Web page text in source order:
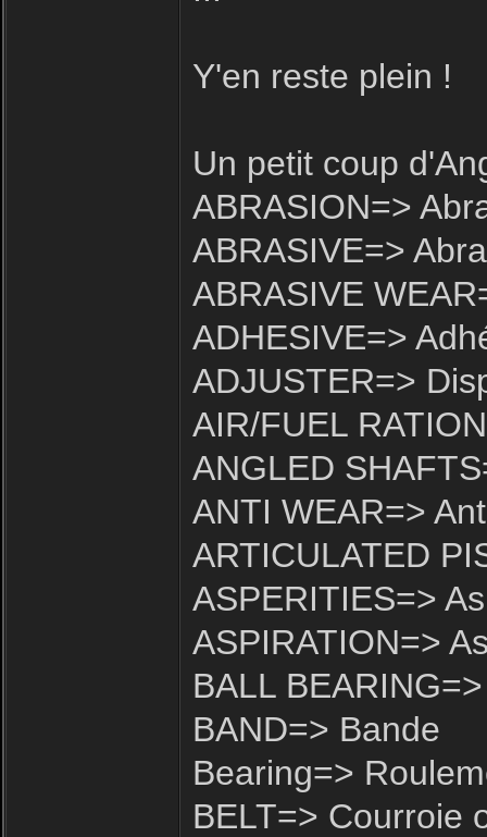
Y'en reste plein !
Un petit coup
ABRASION=>
ABRASIVE=>
ABRASIVE
ADHESIVE=>
ADJUSTER=>
AIR/FUEL
ANGLED
ANTI WEAR=>
ARTICULATED
ASPERITIES=>
ASPIRATION=>
BALL
BAND=> Bande
Bearing=>
BELT=> Courroie